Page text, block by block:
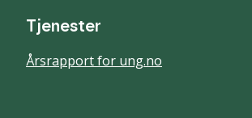
Tjenester
Årsrapport for ung.no